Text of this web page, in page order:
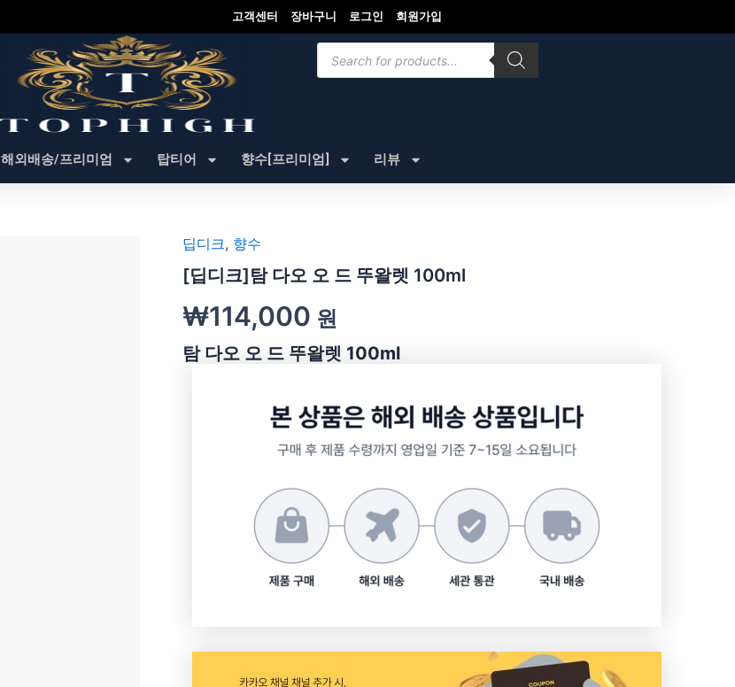
고객센터 장바구니 로그인 회원가입
search
해외배송/프리미엄 탑티어 향수[프리미엄] 리뷰
딥디크, 향수
[딥디크]탐 다오 오 드 뚜왈렛 100ml
₩114,000 원
탐 다오 오 드 뚜왈렛 100ml